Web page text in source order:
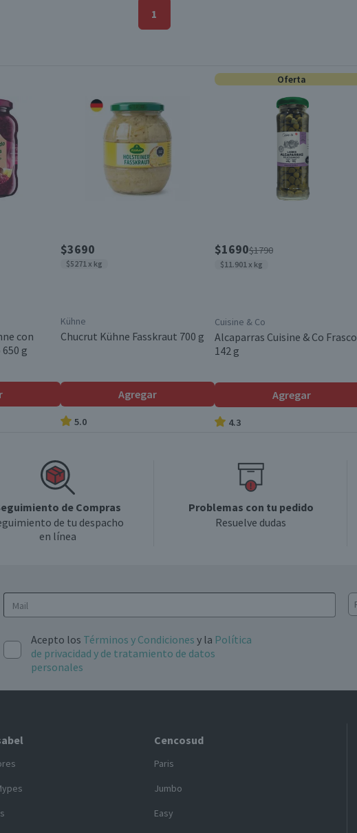
1
con
g
$3690
$5271 x kg
Kühne
Chucrut Kühne Fasskraut 700 g
Agregar
5.0
Oferta
$1690$1790
$11.901 x kg
Cuisine & Co
Alcaparras Cuisine & Co Frasco
142 g
Agregar
4.3
de Compras
de tu despacho
en línea
Problemas con tu pedido
Resuelve dudas
Acepto los Términos y Condiciones y la Política
de privacidad y de tratamiento de datos
personales
Cencosud
Paris
Jumbo
Easy